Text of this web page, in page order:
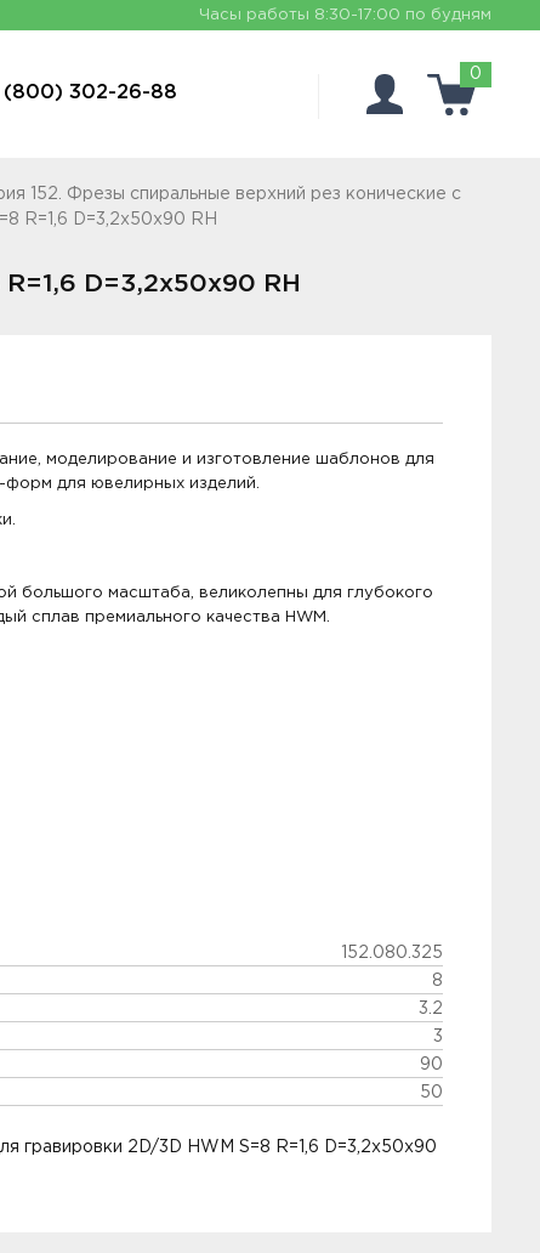
Часы работы 8:30-17:00 по будням
(800) 302-26-88
0
152. Фрезы спиральные верхний рез конические с
R=1,6 D=3,2x50x90 RH
D=3,2x50x90 RH
моделирование и изготовление шаблонов для
форм для ювелирных изделий.
большого масштаба, великолепны для глубокого
сплав премиального качества HWM.
152.080.325
8
3.2
3
90
50
гравировки 2D/3D HWM S=8 R=1,6 D=3,2x50x90